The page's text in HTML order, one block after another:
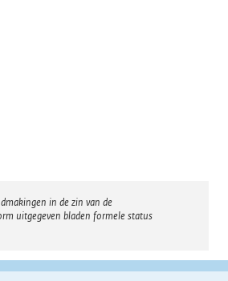
in de zin van de
uitgegeven bladen formele status